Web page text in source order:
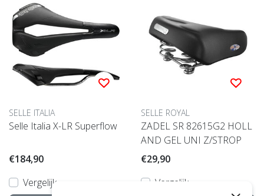
SELLE ITALIA
Selle Italia X-LR Superflow
€184,90
Vergelijk
SELLE ROYAL
ZADEL SR 82615G2 HOLL
AND GEL UNI Z/STROP
€29,90
Vergelijk